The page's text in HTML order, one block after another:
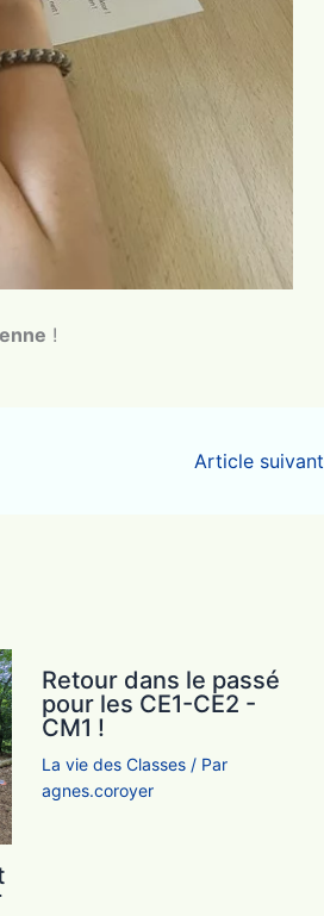
!
Article suivant
Retour dans le passé
pour les CE1-CE2 -
CM1 !
La vie des Classes / Par
agnes.coroyer